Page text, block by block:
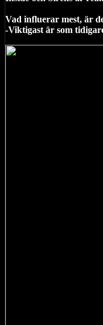
Vad influerar mest, är
-Viktigast är som